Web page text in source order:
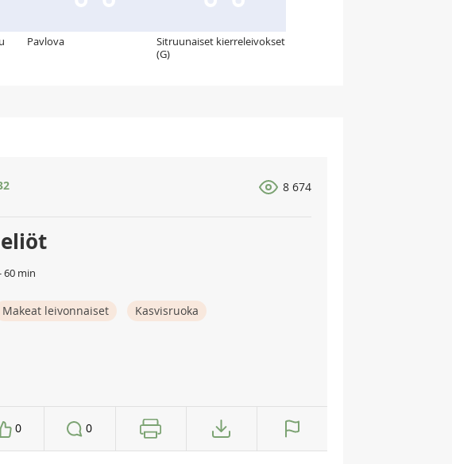
Pavlova
Sitruunaiset kierreleivokset
(G)
8 674
60 min
Makeat leivonnaiset Kasvisruoka
0 0